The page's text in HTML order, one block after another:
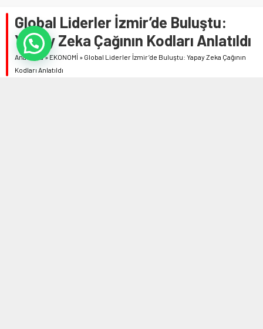
Global Liderler İzmir’de Buluştu:
Yapay Zeka Çağının Kodları Anlatıldı
Anasayfa» EKONOMİ » Global Liderler İzmir’de Buluştu: Yapay Zeka Çağının
Kodları Anlatıldı